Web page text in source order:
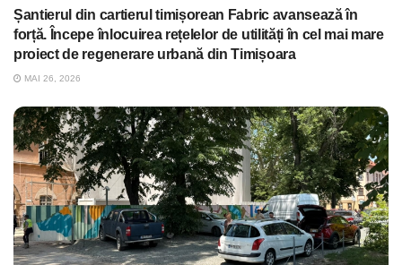
Șantierul din cartierul timișorean Fabric avansează în
forță. Începe înlocuirea rețelelor de utilități în cel mai mare
proiect de regenerare urbană din Timișoara
MAI 26, 2026